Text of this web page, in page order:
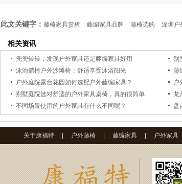
此文关键字： 藤椅家具赏析 藤编家具品牌 藤椅选购 深圳户
户外藤艺休闲桌椅
相关资讯
兜兜转转，发现户外家具还是藤编家具好用
别
泳池躺椅户外沙滩椅：舒适享受沐浴阳光
藤
户外庭院露台花园如何选配户外藤编家具？
户
别墅庭院选对舒适的户外家具桌椅，真的很简单
不同场景使用的户外家具有什么不同呢？
盘
关于康福特 | 户外藤椅 | 藤编家具 | 户外家具